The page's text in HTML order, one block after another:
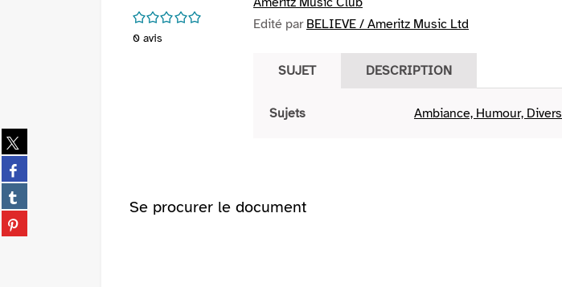
Partager
sur
twitter
(Nouvelle
fenêtre)
Partager
sur
facebook
(Nouvelle
fenêtre)
Partager
sur
tumblr
Partager
sur
/5
0 avis
Edité par BELIEVE / Ameritz Music Ltd
SUJET DESCRIPTION
Sujets Ambiance, Humour, Divers
Se procurer le document